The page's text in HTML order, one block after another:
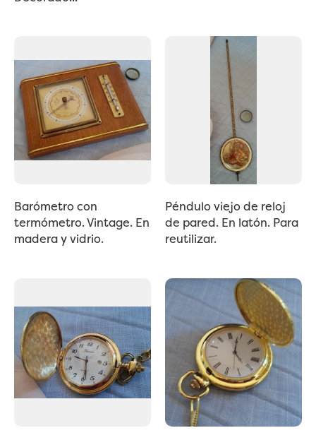
Barómetro con
termómetro. Vintage. En
madera y vidrio.
Péndulo viejo de reloj
de pared. En latón. Para
reutilizar.